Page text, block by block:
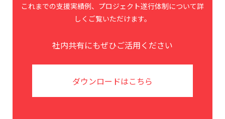
これまでの支援実績例、プロジェクト遂行体制について詳
しくご覧いただけます。
社内共有にもぜひご活用ください
ダウンロードはこちら